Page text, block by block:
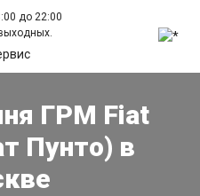
до 22:00
ГРМ Fiat
Пунто) в